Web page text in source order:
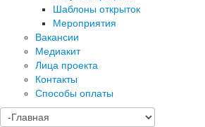
Шаблоны открыток
Мероприятия
Вакансии
Медиакит
Лица проекта
Контакты
Способы оплаты